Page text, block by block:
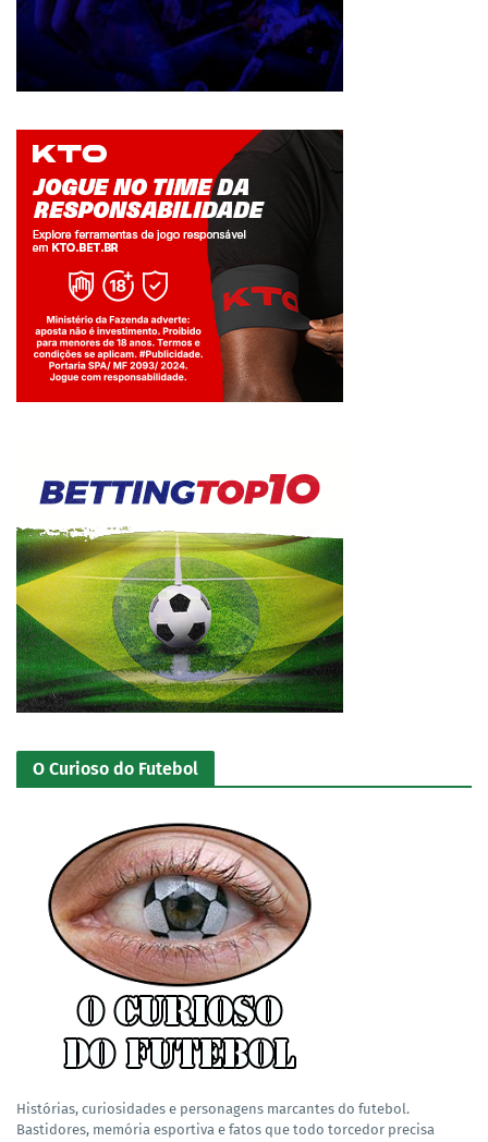
Jogue com responsabilidade. 18+
O Curioso do Futebol
Histórias, curiosidades e personagens marcantes do futebol.
Bastidores, memória esportiva e fatos que todo torcedor precisa